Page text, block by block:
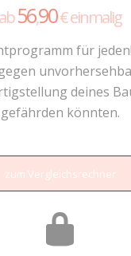
ab56,90€ einmalig
für
deines
gefährden könnten.
zum Vergleichsrechner